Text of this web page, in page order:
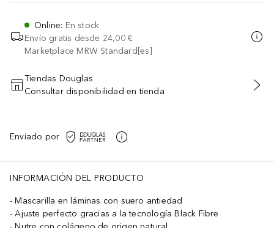
Online: En stock
Envío gratis desde 24,00 €
Marketplace MRW Standard[es]
AÑADIR AL CARRITO
Tiendas Douglas
Consultar disponibilidad en tienda
Enviado por
INFORMACIÓN DEL PRODUCTO
Mascarilla en láminas con suero antiedad
Ajuste perfecto gracias a la tecnología Black Fibre